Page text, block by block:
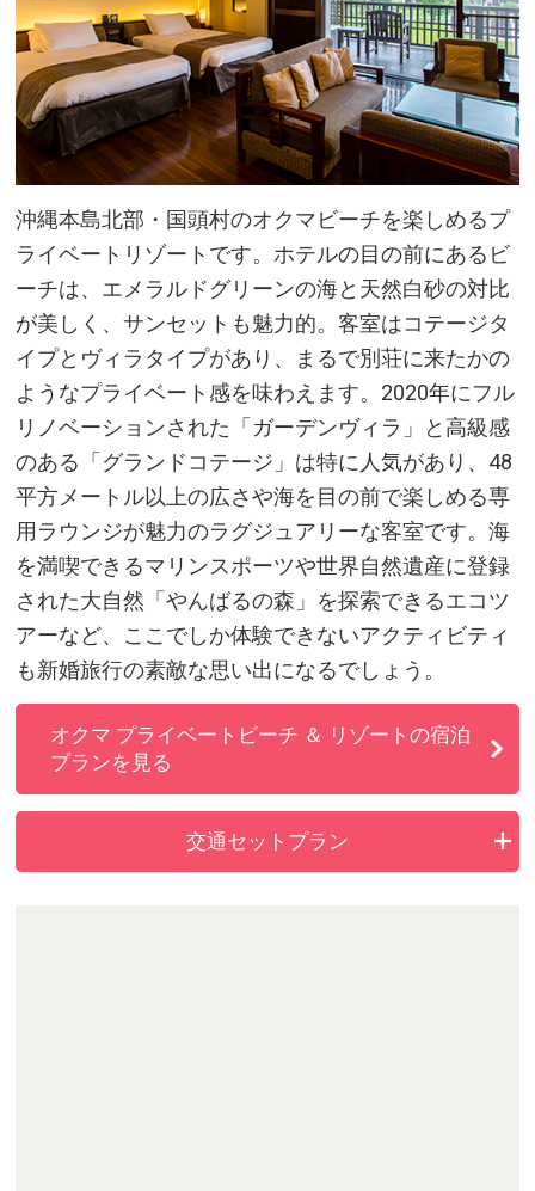
沖縄本島北部・国頭村のオクマビーチを楽しめるプ
ライベートリゾートです。ホテルの目の前にあるビ
ーチは、エメラルドグリーンの海と天然白砂の対比
が美しく、サンセットも魅力的。客室はコテージタ
イプとヴィラタイプがあり、まるで別荘に来たかの
ようなプライベート感を味わえます。2020年にフル
リノベーションされた「ガーデンヴィラ」と高級感
のある「グランドコテージ」は特に人気があり、48
平方メートル以上の広さや海を目の前で楽しめる専
用ラウンジが魅力のラグジュアリーな客室です。海
を満喫できるマリンスポーツや世界自然遺産に登録
された大自然「やんばるの森」を探索できるエコツ
アーなど、ここでしか体験できないアクティビティ
も新婚旅行の素敵な思い出になるでしょう。
オクマ プライベートビーチ ＆ リゾートの宿泊
プランを見る
交通セットプラン